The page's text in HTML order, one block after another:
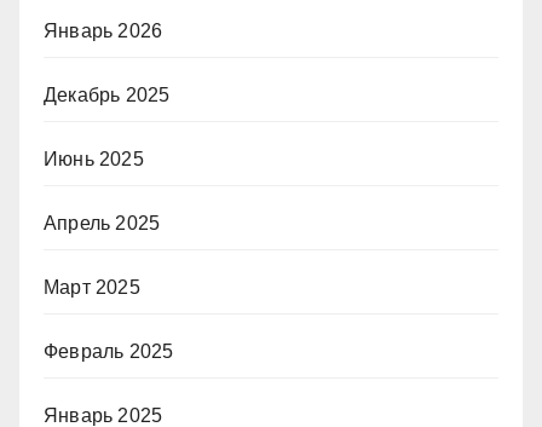
Январь 2026
Декабрь 2025
Июнь 2025
Апрель 2025
Март 2025
Февраль 2025
Январь 2025